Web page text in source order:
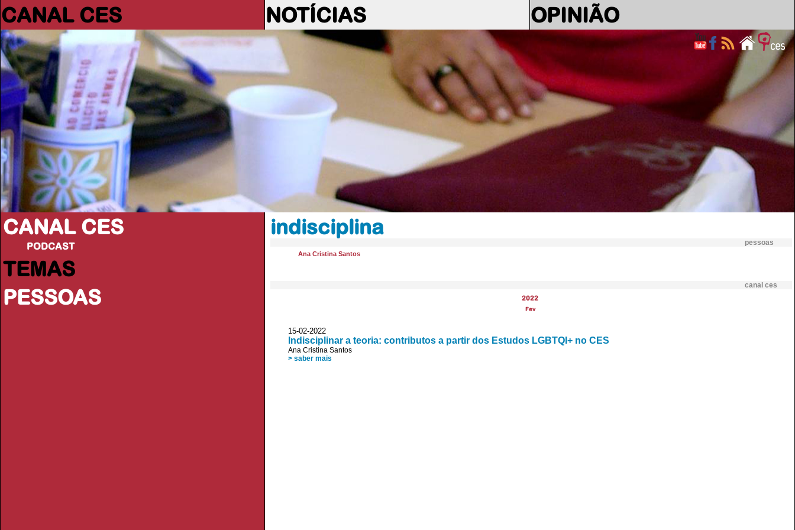
CANAL CES NOTÍCIAS OPINIÃO
CANAL CES
PODCAST
TEMAS
PESSOAS
indisciplina
pessoas
Ana Cristina Santos
canal ces
2022
Fev
15-02-2022
Indisciplinar a teoria: contributos a partir dos Estudos LGBTQI+ no CES
Ana Cristina Santos
> saber mais